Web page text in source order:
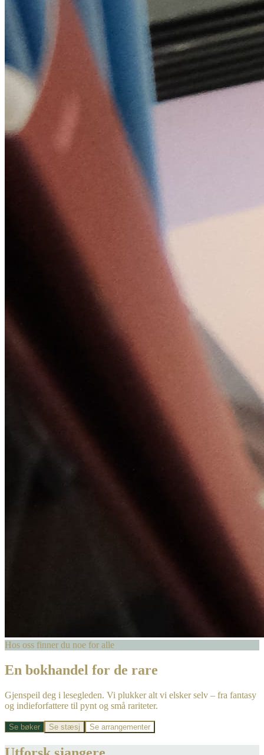
Hos oss finner du noe for alle
En bokhandel for de rare
Gjenspeil deg i lesegleden. Vi plukker alt vi elsker selv – fra fantasy
og indieforfattere til pynt og små rariteter.
Se bøker Se stæsj Se arrangementer